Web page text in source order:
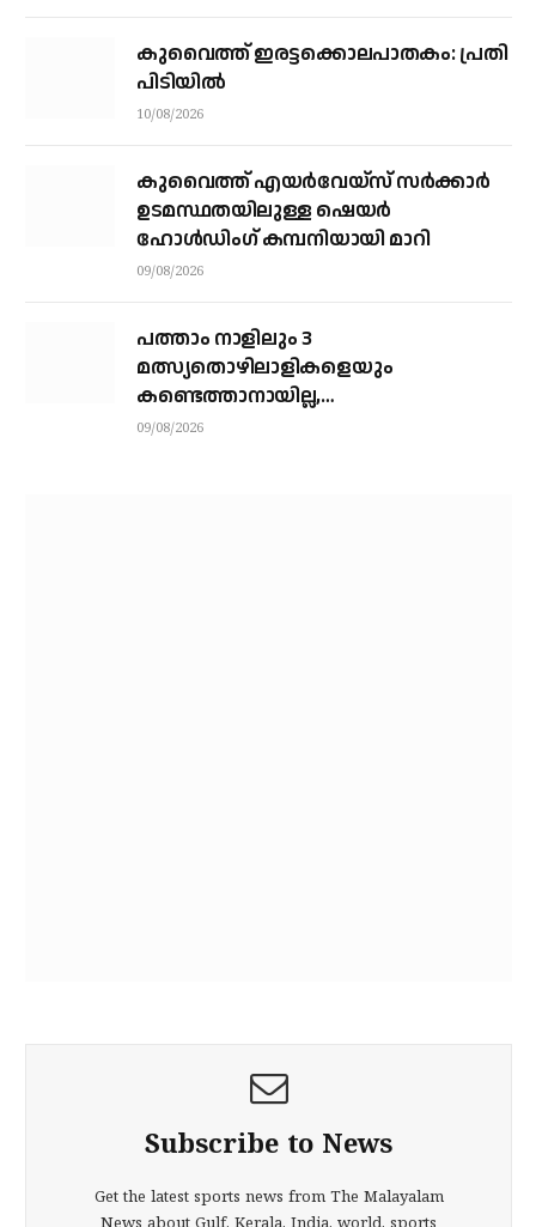
കുവൈത്ത് ഇരട്ടക്കൊലപാതകം: പ്രതി
പിടിയിൽ
10/08/2026
കുവൈത്ത് എയര്‍വേയ്‌സ് സര്‍ക്കാര്‍
ഉടമസ്ഥതയിലുള്ള ഷെയര്‍
ഹോള്‍ഡിംഗ് കമ്പനിയായി മാറി
09/08/2026
പത്താം നാളിലും 3
മത്സ്യതൊഴിലാളികളെയും
കണ്ടെത്താനായില്ല,
നാവികസേനയെത്തിയിട്ടും രക്ഷയില്ല;
09/08/2026
Subscribe to News
Get the latest sports news from The Malayalam